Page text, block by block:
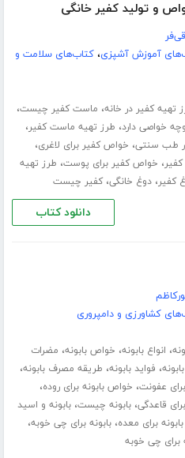
و تولید کفیر خانگی
آموزش آشپزی،کتاب‌های سلامت و
تهیه کفیر در خانه، ماست کفیر چیست،
خواصی دارد، طرز تهیه ماست کفیر،
طب سنتی، خواص کفیر برای لاغری،
، خواص کفیر برای پوست، طرز تهیه
کفیر،دوغ خانگی،کفیر چیست
دانلود کتاب
کشاورزی و دامپروری
، انواع بابونه، خواص بابونه، مضرات
، فواید بابونه، طریقه مصرف بابونه،
عفونت، خواص بابونه برای روده،
قاعدگی،بابونه چیست،بابونه و اسید
برای معده،بابونه برای چی خوبه،
برای چی خوبه